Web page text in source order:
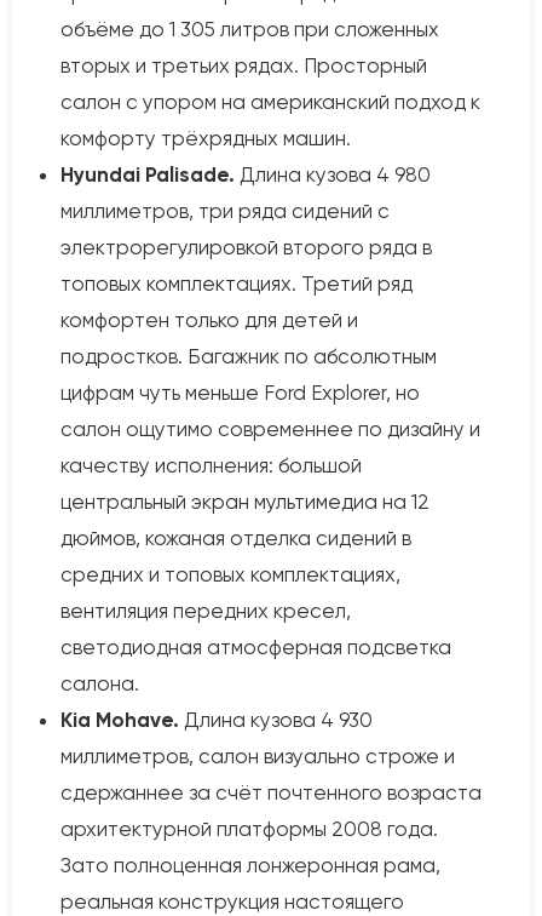
объёме до 1 305 литров при сложенных
вторых и третьих рядах. Просторный
салон с упором на американский подход к
комфорту трёхрядных машин.
Hyundai Palisade. Длина кузова 4 980
миллиметров, три ряда сидений с
электрорегулировкой второго ряда в
топовых комплектациях. Третий ряд
комфортен только для детей и
подростков. Багажник по абсолютным
цифрам чуть меньше Ford Explorer, но
салон ощутимо современнее по дизайну и
качеству исполнения: большой
центральный экран мультимедиа на 12
дюймов, кожаная отделка сидений в
средних и топовых комплектациях,
вентиляция передних кресел,
светодиодная атмосферная подсветка
салона.
Kia Mohave. Длина кузова 4 930
миллиметров, салон визуально строже и
сдержаннее за счёт почтенного возраста
архитектурной платформы 2008 года.
Зато полноценная лонжеронная рама,
реальная конструкция настоящего